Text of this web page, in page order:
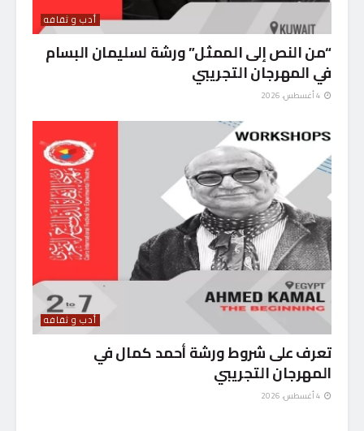
أدب و ثقافه
“من النص إلى الممثل” ورشة لسليمان البسام
في المهرجان التجريبي
أدب و ثقافه
تعرف على شروط ورشة أحمد كمال في
المهرجان التجريبي